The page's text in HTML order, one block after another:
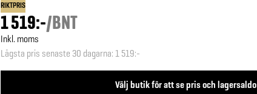
RIKTPRIS
1 519:-/BNT
Inkl. moms
Lägsta pris senaste 30 dagarna: 1 519:-
Välj butik för att se pris och lagersaldo